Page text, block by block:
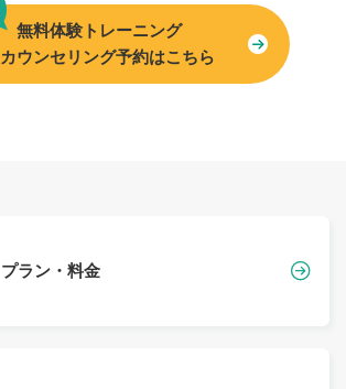
無料体験トレーニング
カウンセリング予約はこちら
プラン・料金